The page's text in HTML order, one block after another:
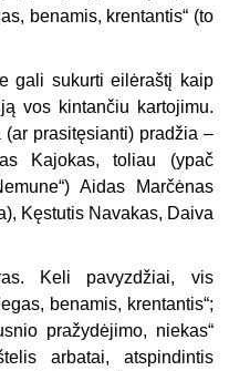
benamis, krentantis“ (to
gali sukurti eilėraštį kaip
vos kintančiu kartojimu.
(ar prasitęsianti) pradžia –
Kajokas, toliau (ypač
Aidas Marčėnas
Kęstutis Navakas, Daiva
Keli pavyzdžiai, vis
benamis, krentantis“;
pražydėjimo, niekas“
arbatai, atspindintis